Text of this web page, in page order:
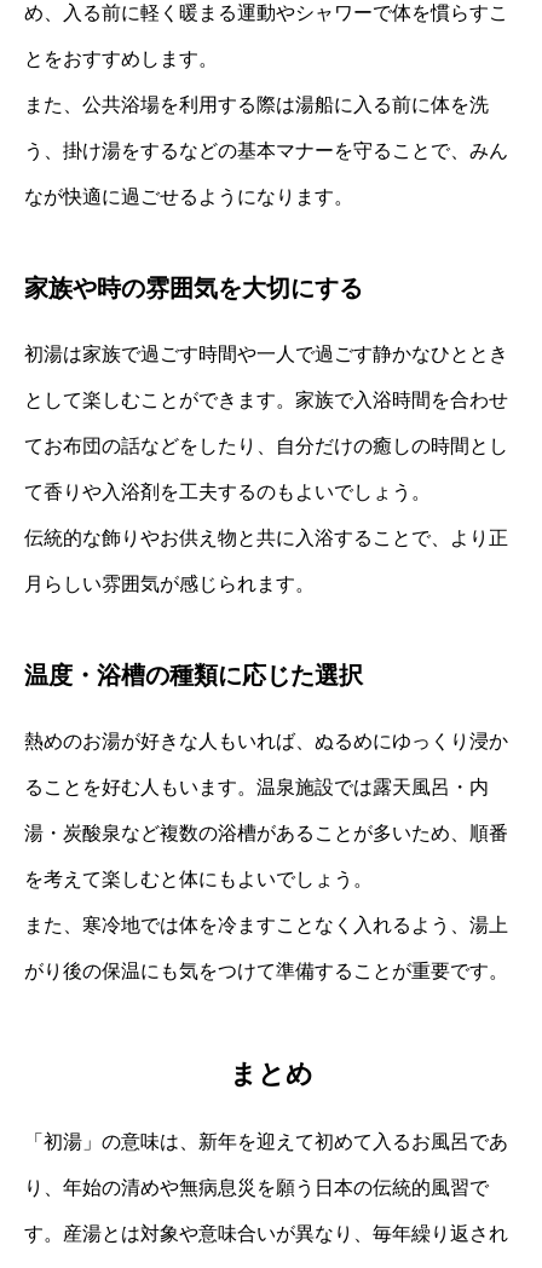
め、入る前に軽く暖まる運動やシャワーで体を慣らすこ
とをおすすめします。
また、公共浴場を利用する際は湯船に入る前に体を洗
う、掛け湯をするなどの基本マナーを守ることで、みん
なが快適に過ごせるようになります。
家族や時の雰囲気を大切にする
初湯は家族で過ごす時間や一人で過ごす静かなひととき
として楽しむことができます。家族で入浴時間を合わせ
てお布団の話などをしたり、自分だけの癒しの時間とし
て香りや入浴剤を工夫するのもよいでしょう。
伝統的な飾りやお供え物と共に入浴することで、より正
月らしい雰囲気が感じられます。
温度・浴槽の種類に応じた選択
熱めのお湯が好きな人もいれば、ぬるめにゆっくり浸か
ることを好む人もいます。温泉施設では露天風呂・内
湯・炭酸泉など複数の浴槽があることが多いため、順番
を考えて楽しむと体にもよいでしょう。
また、寒冷地では体を冷ますことなく入れるよう、湯上
がり後の保温にも気をつけて準備することが重要です。
まとめ
「初湯」の意味は、新年を迎えて初めて入るお風呂であ
り、年始の清めや無病息災を願う日本の伝統的風習で
す。産湯とは対象や意味合いが異なり、毎年繰り返され